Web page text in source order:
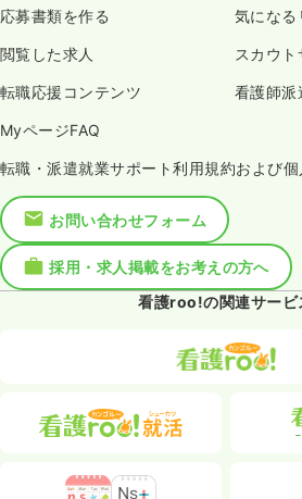
応募書類を作る 気になる
閲覧した求人 スカウト
転職応援コンテンツ 看護師派
MyページFAQ
転職・派遣就業サポート利用規約および
お問い合わせフォーム
採用・求人掲載をお考えの方へ
看護roo!の関連サービ